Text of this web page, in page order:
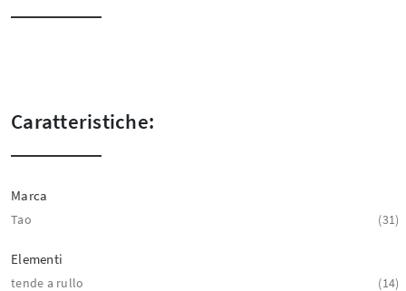
Caratteristiche:
Marca
Tao 31
Elementi
tende a rullo 14